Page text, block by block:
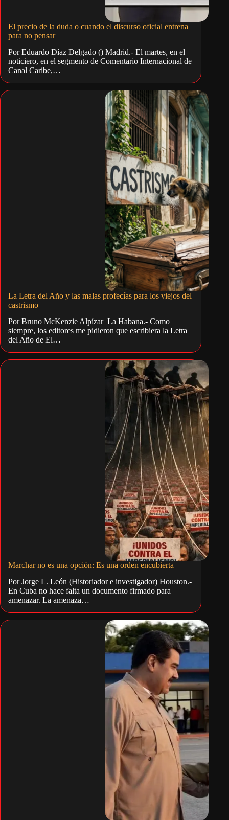
El precio de la duda o cuando el discurso oficial entrena
para no pensar
Por Eduardo Díaz Delgado () Madrid.- El martes, en el
noticiero, en el segmento de Comentario Internacional de
Canal Caribe,…
La Letra del Año y las malas profecías para los viejos del
castrismo
Por Bruno McKenzie Alpízar La Habana.- Como
siempre, los editores me pidieron que escribiera la Letra
del Año de El…
Marchar no es una opción: Es una orden encubierta
Por Jorge L. León (Historiador e investigador) Houston.-
En Cuba no hace falta un documento firmado para
amenazar. La amenaza…